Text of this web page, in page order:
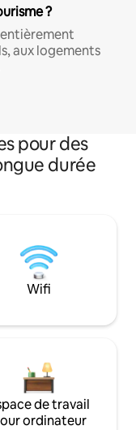
?
aux logements
pour des
durée
Wifi
de travail
ordinateur